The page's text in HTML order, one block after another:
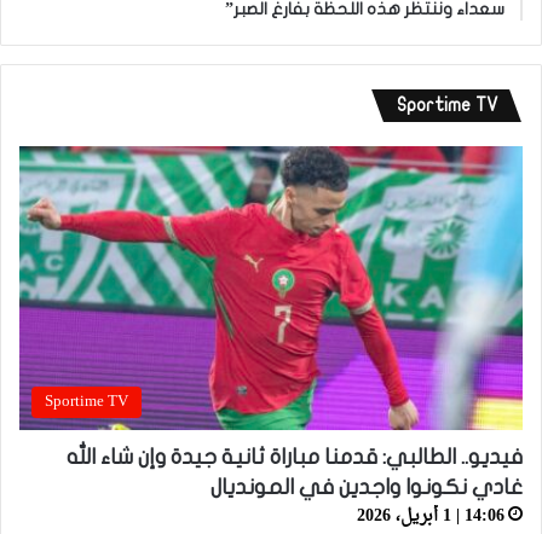
سعداء وننتظر هذه اللحظة بفارغ الصبر”
Sportime TV
Sportime TV
فيديو.. الطالبي: قدمنا مباراة ثانية جيدة وإن شاء الله
غادي نكونوا واجدين في المونديال
14:06 | 1 أبريل، 2026